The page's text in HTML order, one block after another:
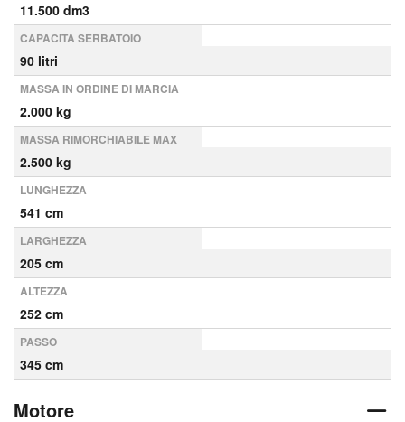
11.500 dm3
CAPACITÀ SERBATOIO
90 litri
MASSA IN ORDINE DI MARCIA
2.000 kg
MASSA RIMORCHIABILE MAX
2.500 kg
LUNGHEZZA
541 cm
LARGHEZZA
205 cm
ALTEZZA
252 cm
PASSO
345 cm
Motore